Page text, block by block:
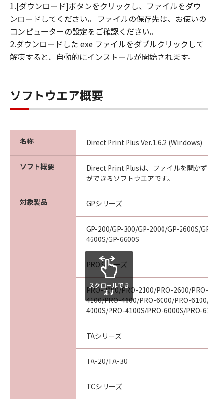
的財産権のいかなる権利もお客様に付与す
るものではありません。
所有権
「本ソフトウエア」及びその複製物に係る
ます。
保証
憶媒体に格納されて提供されている場合、
ア」を購入した日から90日の間、「許諾ソ
フトウエア」が格納されている記憶媒体
（以下「メディア」と言います）に物理的
な欠陥がないことを保証します。当該保証
期間中に「メディア」に物理的な欠陥が発
見された場合には、キヤノンは、「メディ
ア」を交換いたします。
保証の否認・免責
(1) 「本ソフトウエア」は、『現状のまま』の
状態で使用許諾されます。キヤノン、キヤノン
の関連会社、それらの販売代理店及び販売店
は、「本ソフトウエア」に関して、商品性及び
特定の目的への適合性の保証を含め、いかなる
保証も、明示たると黙示たるとを問わず一切し
ないものとします。
(2) キヤノン、キヤノンの関連会社、それらの販
売代理店及び販売店は、「許諾ソフトウエア」
の使用または使用不能から生ずるいかなる損害
（逸失利益及びその他の派生的または付随的な
損害を含むがこれらに限定されない）につい
1.[ダウンロード]ボタンをクリックし、ファイルをダウ
ンロードしてください。 ファイルの保存先は、お使いの
コンピューターの設定をご確認ください。
2.ダウンロードした exe ファイルをダブルクリックして
解凍すると、自動的にインストールが開始されます。
ソフトウエア概要
名称 Direct Print Plus Ver.1.6.2 (Windows)
ソフト概要
Direct Print Plusは、ファイルを開かずに
ができるソフトウエアです。
対象製品 GPシリーズ
GP-200/GP-300/GP-2000/GP-2600S/GP-
4600S/GP-6600S
PROシリーズ
PRO-2000/PRO-2100/PRO-2600/PRO-
4100/PRO-4600/PRO-6000/PRO-6100/
4000S/PRO-4100S/PRO-6000S/PRO-
TAシリーズ
TA-20/TA-30
TCシリーズ
スクロールでき
ます